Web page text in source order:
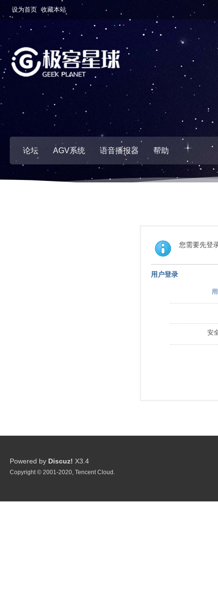
设为首页 收藏本站
论坛 AGV系统 语音播报器 帮助
您需要先登
用户登录
安
Powered by Discuz! X3.4
Copyright © 2001-2020, Tencent Cloud.